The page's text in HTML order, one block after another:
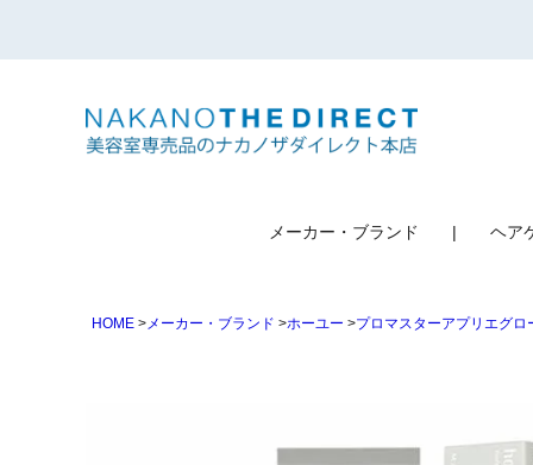
メーカー・ブランド ヘア
HOME メーカー・ブランド ホーユー プロマスターアプリエグロ